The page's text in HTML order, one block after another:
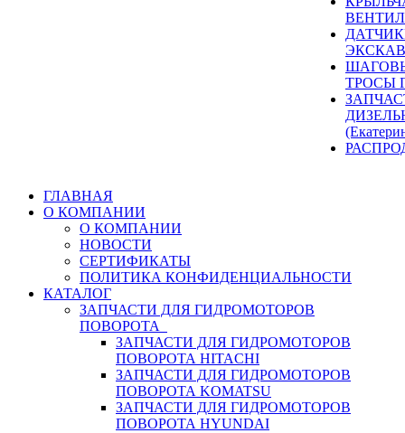
ТРОСЫ
ГЛАВНАЯ
О КОМПАНИИ
О КОМПАНИИ
НОВОСТИ
СЕРТИФИКАТЫ
ПОЛИТИКА КОНФИДЕНЦИАЛЬНОСТИ
КАТАЛОГ
ЗАПЧАСТИ ДЛЯ ГИДРОМОТОРОВ
ПОВОРОТА
ЗАПЧАСТИ ДЛЯ ГИДРОМОТОРОВ
ПОВОРОТА HITACHI
ЗАПЧАСТИ ДЛЯ ГИДРОМОТОРОВ
ПОВОРОТА KOMATSU
ЗАПЧАСТИ ДЛЯ ГИДРОМОТОРОВ
ПОВОРОТА HYUNDAI